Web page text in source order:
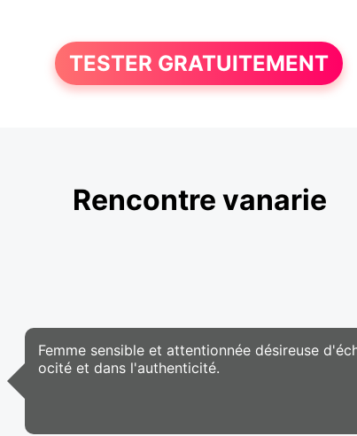
TESTER GRATUITEMENT
Rencontre vanarie
Femme sensible et attentionnée désireuse
ocité et dans l'authenticité.